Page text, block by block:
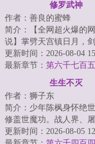
修罗武神
作者：善良的蜜蜂
简介：【全网超火爆的
说】掌劈天宫镇日月，
踏九霄，世间凡人万万亿
成神我最狂！本天...
更新时间：2026-08-04
最新章节： 第六千七百
你这是抢我？
生生不灭
作者：狮子东
简介：少年陈枫身怀绝世
修盖世魔功。战人界、屠
挑仙界、冲神界。打遍诸
更新时间：2026-08-05